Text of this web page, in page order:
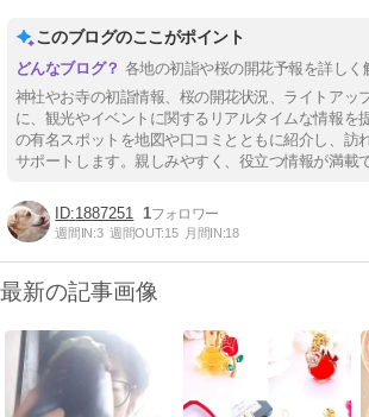
このブログのここがポイント
各地の初詣や桜の開花予報を詳しく
神社やお寺の初詣情報、桜の開花状況、ライトアッ
に、観光やイベントに関するリアルタイムな情報を
の有名スポットを地図や口コミとともに紹介し、訪
サポートします。親しみやすく、役立つ情報が満載で
1887251 1
週間IN:3 週間OUT:15 月間IN:18
最新の記事画像